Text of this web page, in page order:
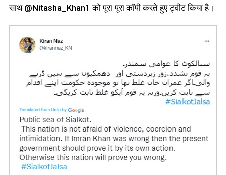
साथ @Nitasha_Khan1 को पूरा पूरा कॉपी करते हुए ट्वीट किया है।